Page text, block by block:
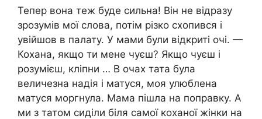
Тепер вона теж буде сильна! Він не відразу
зрозумів мої слова, потім різко схопився і
увійшов в палату. У мами були відкриті очі. —
Кохана, якщо ти мене чуєш? Якщо чуєш і
розумієш, кліпни … В очах тата була
величезна надія і матуся, моя улюблена
матуся моргнула. Мама пішла на поправку. А
ми з татом сиділи біля самої коханої жінки на